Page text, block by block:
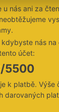
u nás ani za
kdybyste nás
účet:
5500
k platbě. Výše
darovaných